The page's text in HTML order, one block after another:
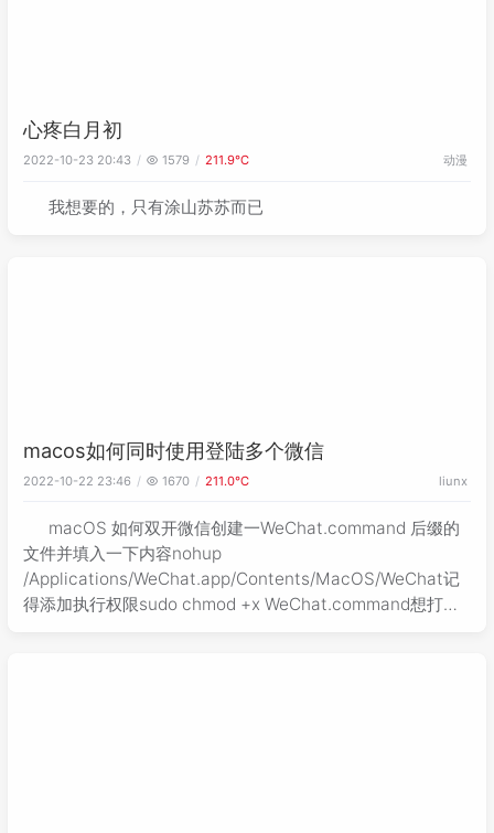
心疼白月初
2022-10-23 20:43 1579 211.9℃ 动漫
我想要的，只有涂山苏苏而已
macos如何同时使用登陆多个微信
2022-10-22 23:46 1670 211.0℃ liunx
macOS 如何双开微信创建一WeChat.command 后缀的
文件并填入一下内容nohup
/Applications/WeChat.app/Contents/MacOS/WeChat记
得添加执行权限sudo chmod +x WeChat.command想打开